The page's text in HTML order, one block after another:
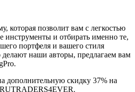
которая позволит вам с легкостью
инструменты и отбирать именно те,
портфеля и вашего стиля
делают наши авторы, предлагаем вам
дополнительную скидку 37% на